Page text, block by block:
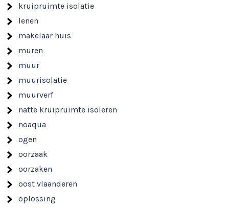
kruipruimte isolatie
lenen
makelaar huis
muren
muur
muurisolatie
muurverf
natte kruipruimte isoleren
noaqua
ogen
oorzaak
oorzaken
oost vlaanderen
oplossing